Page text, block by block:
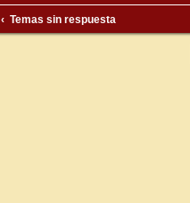
Temas sin respuesta